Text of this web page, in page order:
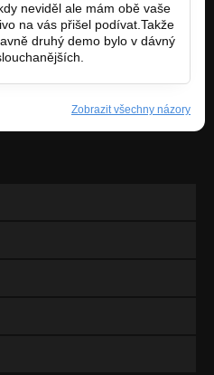
neviděl ale mám obě vaše
na vás přišel podívat.Takže
druhý demo bylo v dávný
Zobrazit všechny názory